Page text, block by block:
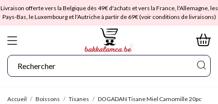
Livraison offerte vers la Belgique dès 49€ d'achats et vers la France, l'Allemagne, les
Pays-Bas, le Luxembourg et l'Autriche à partir de 69€ (voir conditions de livraisons)
Accueil Boissons Tisanes DOGADAN Tisane Miel Camomille 20pc